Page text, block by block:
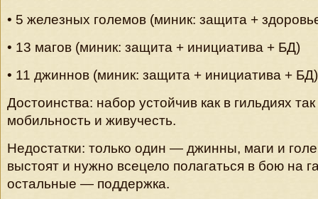
• 5 железных големов (миник: защита +
• 13 магов (миник: защита + инициатива + БД)
• 11 джиннов (миник: защита + инициатива + БД)
Достоинства: набор устойчив как в гильдиях
мобильность и живучесть.
Недостатки: только один — джинны, маги и
выстоят и нужно всецело полагаться в бою на
остальные — поддержка.